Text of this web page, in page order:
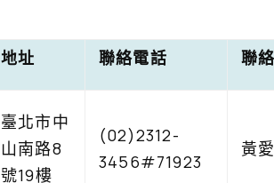
地址 聯絡電話 聯
臺北市中
山南路8
號19樓
(02)2312-
3456#71923
黃